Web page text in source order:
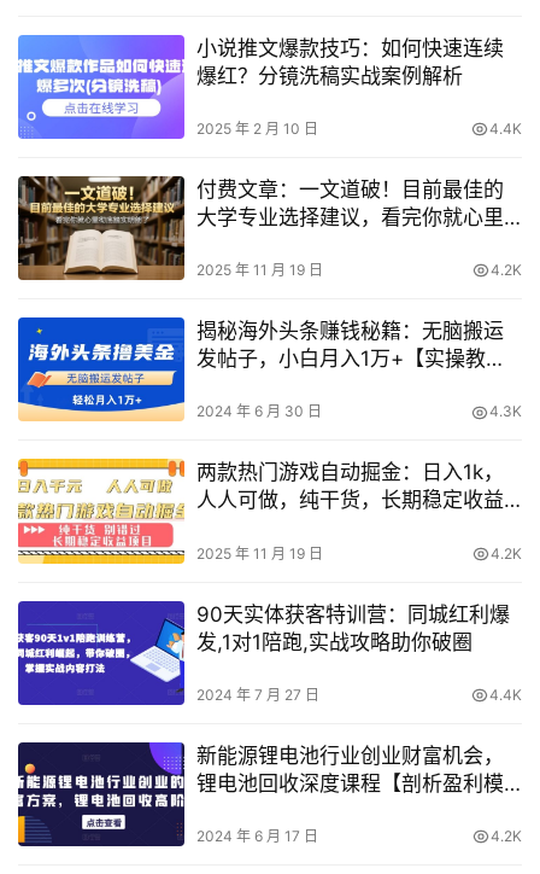
小说推文爆款技巧：如何快速连续
爆红？分镜洗稿实战案例解析
2025 年 2 月 10 日 4.4K
付费文章：一文道破！目前最佳的
大学专业选择建议，看完你就心里
2025 年 11 月 19 日 4.2K
揭秘海外头条赚钱秘籍：无脑搬运
发帖子，小白月入1万+【实操教
2024 年 6 月 30 日 4.3K
两款热门游戏自动掘金：日入1k，
人人可做，纯干货，长期稳定收益
2025 年 11 月 19 日 4.2K
90天实体获客特训营：同城红利爆
发,1对1陪跑,实战攻略助你破圈
2024 年 7 月 27 日 4.4K
新能源锂电池行业创业财富机会，
锂电池回收深度课程【剖析盈利模
2024 年 6 月 17 日 4.2K